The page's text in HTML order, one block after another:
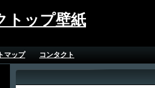
トップ壁紙
マップ コンタクト